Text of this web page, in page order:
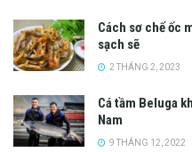
Cách sơ chế ốc
sạch sẽ
2 THÁNG 2, 2023
Cá tầm Beluga
Nam
9 THÁNG 12, 2022